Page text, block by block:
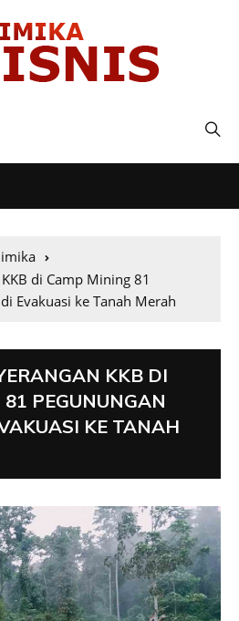
di Camp Mining 81
Evakuasi ke Tanah Merah
KKB DI
PEGUNUNGAN
KE TANAH